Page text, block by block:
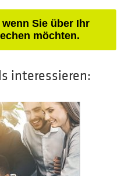
Sie über Ihr
möchten.
interessieren: